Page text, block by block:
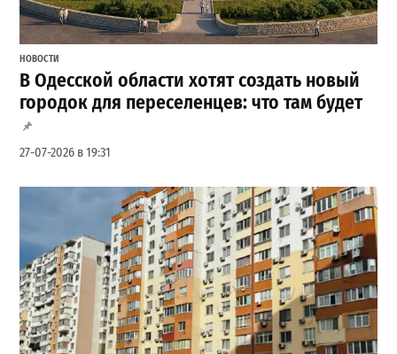
НОВОСТИ
В Одесской области хотят создать новый
городок для переселенцев: что там будет
27-07-2026 в 19:31